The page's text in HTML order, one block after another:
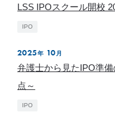
LSS IPOスクール開校
IPO
2025 年 10 月
弁護士から見たIPO準
点～
IPO